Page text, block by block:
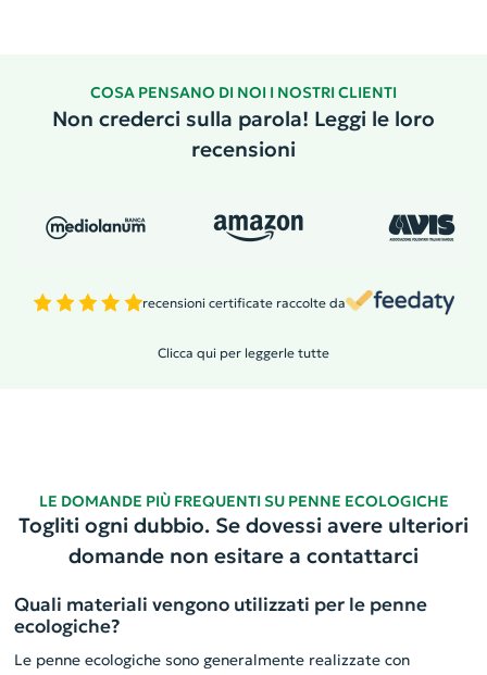
COSA PENSANO DI NOI I NOSTRI CLIENTI
Non crederci sulla parola! Leggi le loro
recensioni
recensioni certificate raccolte da
Clicca qui per leggerle tutte
LE DOMANDE PIÙ FREQUENTI SU PENNE ECOLOGICHE
Togliti ogni dubbio. Se dovessi avere ulteriori
domande non esitare a contattarci
Quali materiali vengono utilizzati per le penne
ecologiche?
Le penne ecologiche sono generalmente realizzate con